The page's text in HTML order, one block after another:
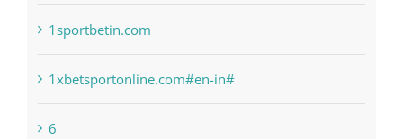
1sportbetin.com
1xbetsportonline.com#en-in#
6